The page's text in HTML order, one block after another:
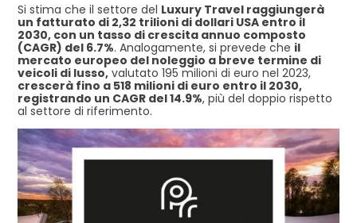
Si stima che il settore del Luxury Travel raggiungerà
un fatturato di 2,32 trilioni di dollari USA entro il
2030, con un tasso di crescita annuo composto
(CAGR) del 6.7%. Analogamente, si prevede che il
mercato europeo del noleggio a breve termine di
veicoli di lusso, valutato 195 milioni di euro nel 2023,
crescerà fino a 518 milioni di euro entro il 2030,
registrando un CAGR del 14.9%, più del doppio rispetto
al settore di riferimento.